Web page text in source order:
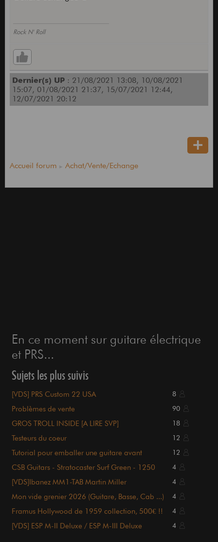
Rock N' Roll
Dernier(s) UP: 21/08/2021 13:08, 10/08/2021
15:07, 01/08/2021 21:37, 15/07/2021 12:44,
12/07/2021 20:12
Accueil forum Achat/Vente/Echange
En ce moment sur guitare électrique
et PRS...
Sujets les plus suivis
[VDS] PRS Custom 22 USA 8
Problèmes de vente 90
GROS TROLL INSIDE [A LIRE SVP] 18
Testeurs du coeur 12
Tutorial pour emballer une guitare avant
12
CSB Guitars - Stratocaster Surf Green - 1250
4
[VDS]Ibanez MM1-TAB Martin Miller 4
Mon vide grenier 2026 (Guitare, Basse, Cab ...) 4
Framus Hollywood de 1959 collection, 500€ !! 4
[VDS] ESP M-II Deluxe / ESP M-III Deluxe 4